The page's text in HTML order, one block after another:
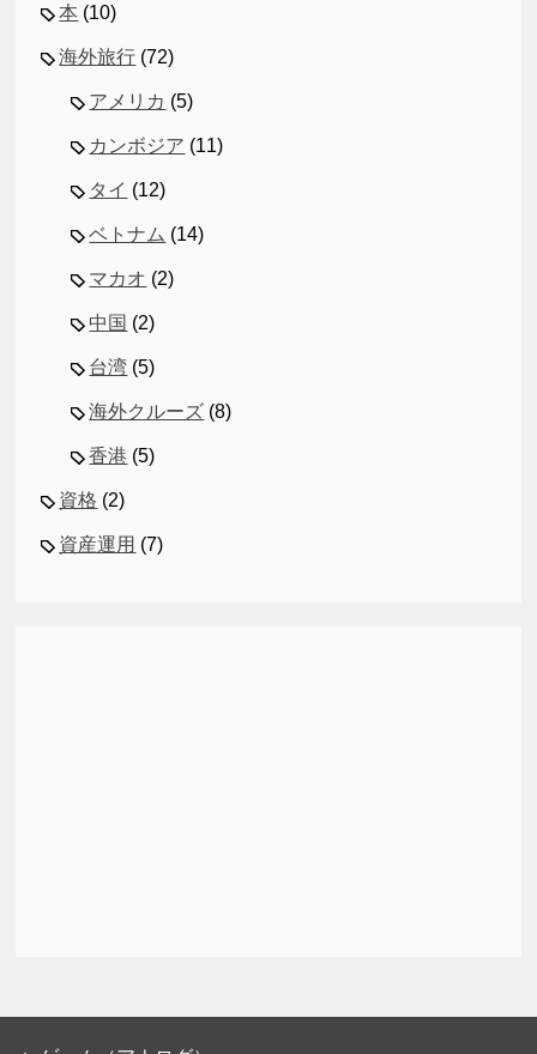
本 (10)
海外旅行 (72)
アメリカ (5)
カンボジア (11)
タイ (12)
ベトナム (14)
マカオ (2)
中国 (2)
台湾 (5)
海外クルーズ (8)
香港 (5)
資格 (2)
資産運用 (7)